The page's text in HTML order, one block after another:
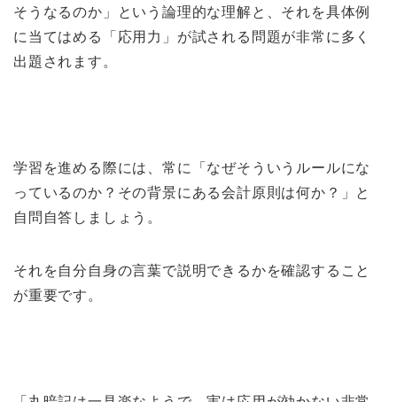
そうなるのか」という論理的な理解と、それを具体例
に当てはめる「応用力」が試される問題が非常に多く
出題されます。
学習を進める際には、常に「なぜそういうルールにな
っているのか？その背景にある会計原則は何か？」と
自問自答しましょう。
それを自分自身の言葉で説明できるかを確認すること
が重要です。